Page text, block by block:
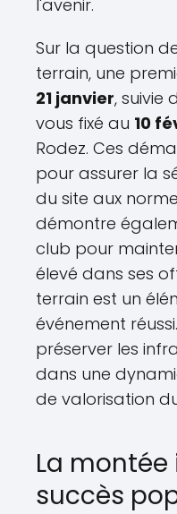
l'avenir.
Sur la question
terrain, une
21 janvier, suivie
vous fixé au 10
Rodez. Ces
pour assurer la
du site aux
démontre
club pour
élevé dans ses
terrain est un
événement
préserver les
dans une
de valorisation
La montée
succès